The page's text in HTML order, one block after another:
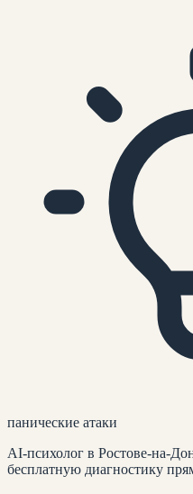
панические атаки
AI-психолог в Ростове-на-
бесплатную диагностику